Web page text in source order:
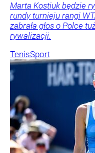
Marta Kostiuk będzie
rundy turnieju rangi
zabrała głos o Polce
rywalizacji.
TenisSport